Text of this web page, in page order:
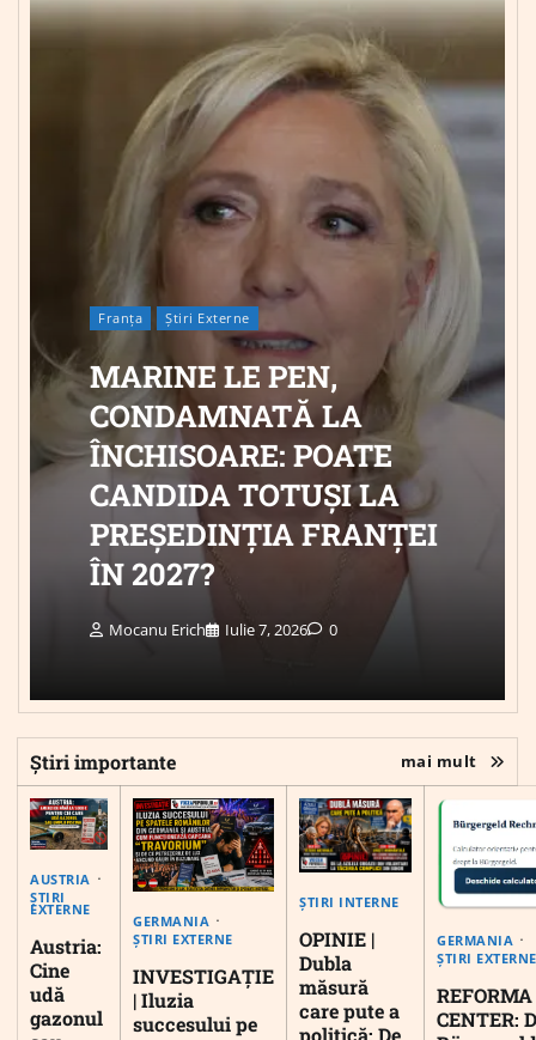
Franța Știri Externe
MARINE LE PEN,
CONDAMNATĂ LA
ÎNCHISOARE: POATE
CANDIDA TOTUȘI LA
PREȘEDINȚIA FRANȚEI
ÎN 2027?
Mocanu Erich Iulie 7, 2026 0
Știri importante mai mult
AUSTRIA
ȘTIRI
EXTERNE
Austria:
Cine
udă
gazonul
GERMANIA
ȘTIRI EXTERNE
INVESTIGAȚIE
| Iluzia
succesului pe
ȘTIRI INTERNE
OPINIE |
Dubla
măsură
care pute a
GERMANIA
ȘTIRI EXTERNE
CENTER: